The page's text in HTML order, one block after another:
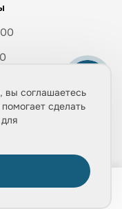
вы соглашаетесь
сделать